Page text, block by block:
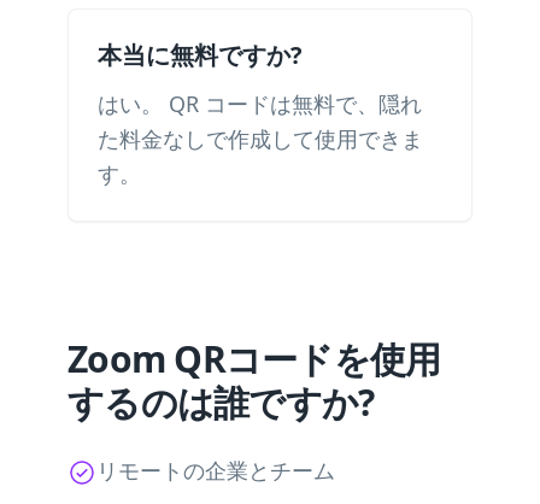
本当に無料ですか?
はい。 QR コードは無料で、隠れ
た料金なしで作成して使用できま
す。
Zoom QRコードを使用
するのは誰ですか?
リモートの企業とチーム